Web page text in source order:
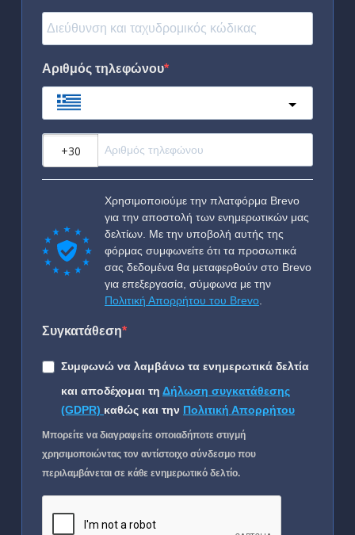
Αριθμός τηλεφώνου
Χρησιμοποιούμε την πλατφόρμα Brevo
για την αποστολή των ενημερωτικών μας
δελτίων. Με την υποβολή αυτής της
φόρμας συμφωνείτε ότι τα προσωπικά
σας δεδομένα θα μεταφερθούν στο Brevo
για επεξεργασία, σύμφωνα με την
Πολιτική Απορρήτου του Brevo
Συγκατάθεση
Συμφωνώ να λαμβάνω τα ενημερωτικά δελτία
και αποδέχομαι τη Δήλωση συγκατάθεσης
(GDPR) καθώς και την Πολιτική Απορρήτου
Μπορείτε να διαγραφείτε οποιαδήποτε στιγμή
χρησιμοποιώντας τον αντίστοιχο σύνδεσμο που
περιλαμβάνεται σε κάθε ενημερωτικό δελτίο.